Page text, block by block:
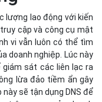
của doanh nghiệp.
phòng thủ mà không
Theo Bizfly Cloud chia sẻ
không sử dụng Email